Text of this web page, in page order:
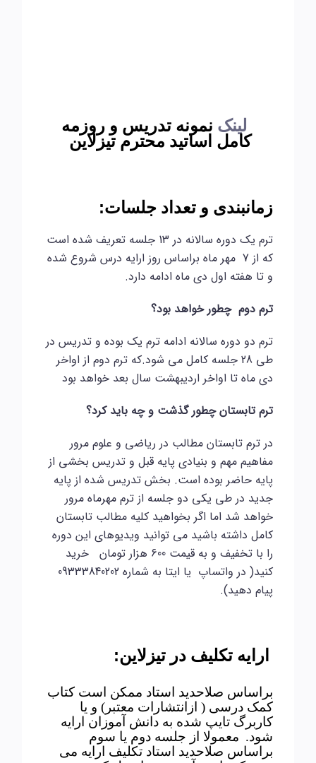
لینک نمونه تدریس و روزمه
کامل اساتید محترم تیزلاین
زمانبندی و تعداد جلسات:
ترم یک دوره سالانه در 13 جلسه تعریف شده است
که از 7 مهر ماه براساس روز ارایه درس شروع شده
و تا هفته اول دی ماه ادامه دارد.
ترم دوم چطور خواهد بود؟
ترم دو دوره سالانه ادامه ترم یک بوده و تدریس در
طی 28 جلسه کامل می شود.که ترم دوم از اواخر
دی ماه تا اواخر اردیبهشت سال بعد خواهد بود
ترم تابستان چطور گذشت و چه باید کرد؟
در ترم تابستان مطالب در ریاضی و علوم مرور
مفاهیم مهم و بنیادی پایه قبل و تدریس بخشی از
پایه حاضر بوده است. بخش تدریس شده از پایه
جدید در طی یکی دو جلسه از ترم مهرماه مرور
خواهد شد اما اگر بخواهید کلیه مطالب تابستان
کامل داشته باشید می توانید ویدیوهای این دوره
را با تخفیف و به قیمت 600 هزار تومان خرید
کنید( در واتساپ یا ایتا به شماره 09333840202
پیام دهید).
ارایه تکلیف در تیزلاین:
براساس صلاحدید استاد ممکن است کتاب
کمک درسی ( ازانتشارات معتبر) و یا
کاربرگ تایپ شده به دانش آموزان ارایه
شود. معمولا از جلسه دوم یا سوم
براساس صلاحدید استاد تکلیف ارایه می